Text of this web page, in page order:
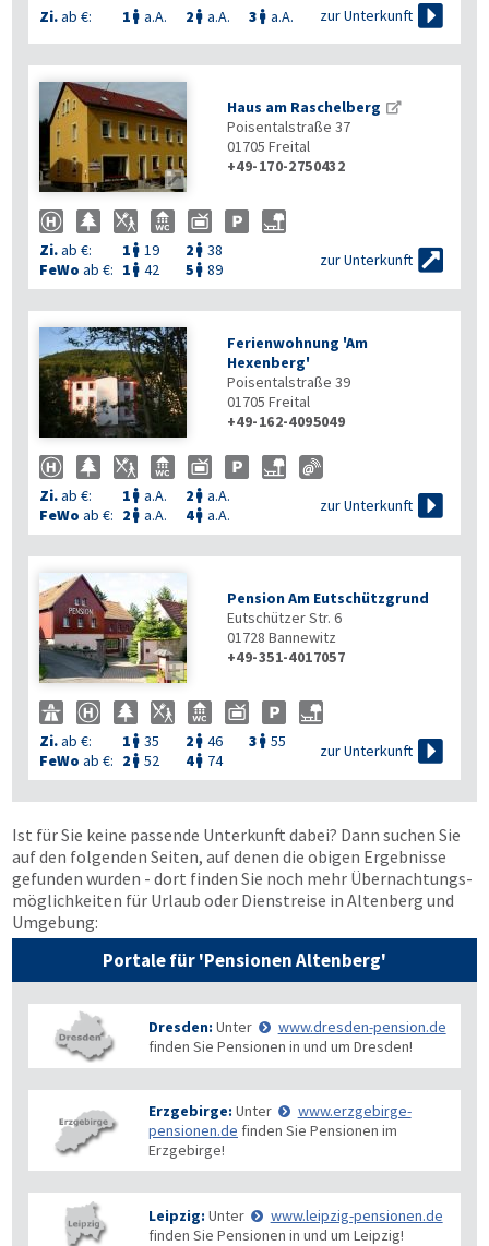
Zi.ab €: 1  a.A. 2  a.A. 3  a.A. zur Unterkunft 

Haus am Raschelberg
Poisentalstraße 37
01705 Freital
+49-170-2750432
Zi.ab €: 1  19 2  38
FeWo ab €: 1  42 5  89
zur Unterkunft 
Ferienwohnung 'Am
Hexenberg'
Poisentalstraße 39
01705 Freital
+49-162-4095049
Zi.ab €: 1  a.A. 2  a.A.
FeWo ab €: 2  a.A. 4 a.A.
zur Unterkunft 

Pension Am Eutschützgrund
Eutschützer Str. 6
01728 Bannewitz
+49-351-4017057
Zi.ab €: 1  35 2  46 3  55
FeWo ab €: 2  52 4 74
zur Unterkunft 
Ist für Sie keine passende Unterkunft dabei? Dann suchen Sie
auf den folgenden Seiten, auf denen die obigen Ergebnisse
gefunden wurden - dort finden Sie noch mehr Übernachtungs­
möglichkeiten für Urlaub oder Dienstreise in Altenberg und
Umgebung:
Portale für 'Pensionen Altenberg'
Dresden: Unter
www.dresden-pension.de
finden Sie Pensionen in und um Dresden!
Erzgebirge: Unter
www.erzgebirge-
pensionen.de finden Sie Pensionen im
Erzgebirge!
Leipzig: Unter
www.leipzig-pensionen.de
finden Sie Pensionen in und um Leipzig!